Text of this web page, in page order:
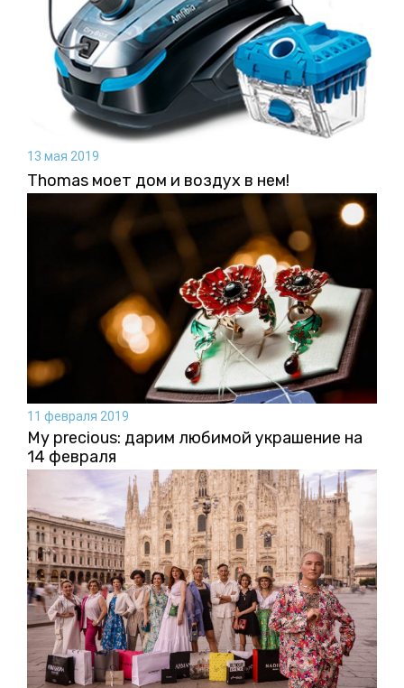
13 мая 2019
Thomas моет дом и воздух в нем!
11 февраля 2019
My precious: дарим любимой украшение на
14 февраля